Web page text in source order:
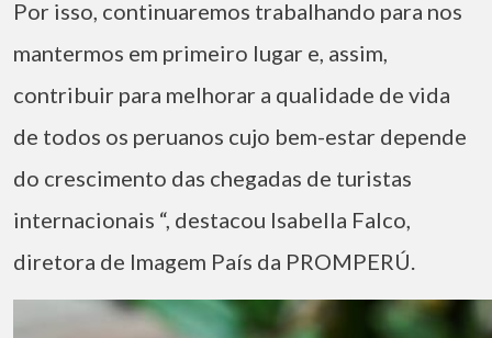
Por isso, continuaremos trabalhando para nos
mantermos em primeiro lugar e, assim,
contribuir para melhorar a qualidade de vida
de todos os peruanos cujo bem-estar depende
do crescimento das chegadas de turistas
internacionais “, destacou Isabella Falco,
diretora de Imagem País da PROMPERÚ.